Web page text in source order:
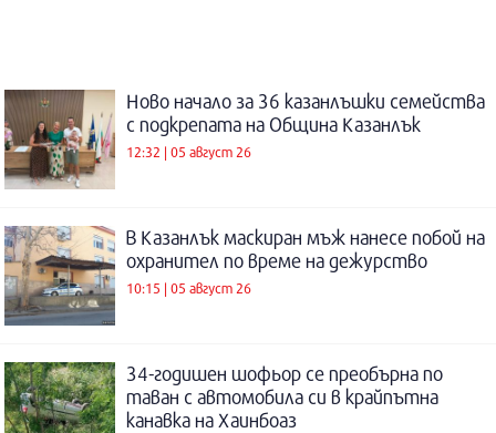
Ново начало за 36 казанлъшки семейства
с подкрепата на Община Казанлък
12:32 | 05 август 26
В Казанлък маскиран мъж нанесе побой на
охранител по време на дежурство
10:15 | 05 август 26
34-годишен шофьор се преобърна по
таван с автомобила си в крайпътна
канавка на Хаинбоаз